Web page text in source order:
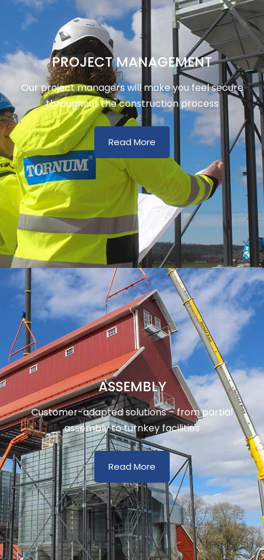
PROJECT MANAGEMENT
Our project managers will make you feel secure
throughout the construction process
Read More
ASSEMBLY
Customer-adapted solutions – from partial
assembly to turnkey facilities
Read More